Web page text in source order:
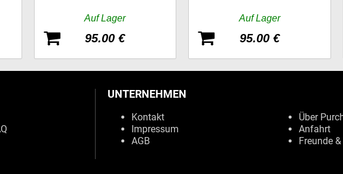
Auf Lager
95.00 €
Auf Lager
95.00 €
UNTERNEHMEN
Kontakt
Impressum
AGB
Über
Anfahrt
Freunde